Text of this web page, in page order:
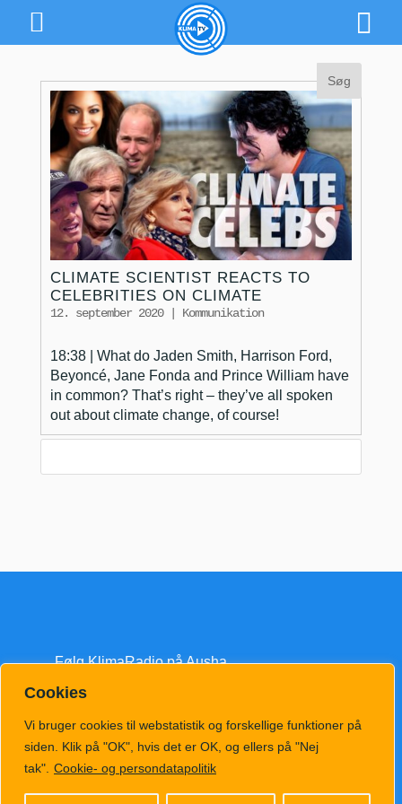
Cookies
Vi bruger cookies til webstatistik og forskellige funktioner på
siden. Klik på "OK", hvis det er OK, og ellers på "Nej
tak". Cookie- og persondatapolitik
CLIMATE SCIENTIST REACTS TO
CELEBRITIES ON CLIMATE
12. september 2020| Kommunikation
18:38 | What do Jaden Smith, Harrison Ford,
Beyoncé, Jane Fonda and Prince William have
in common? That’s right – they’ve all spoken
out about climate change, of course!
Følg KlimaRadio på Ausha